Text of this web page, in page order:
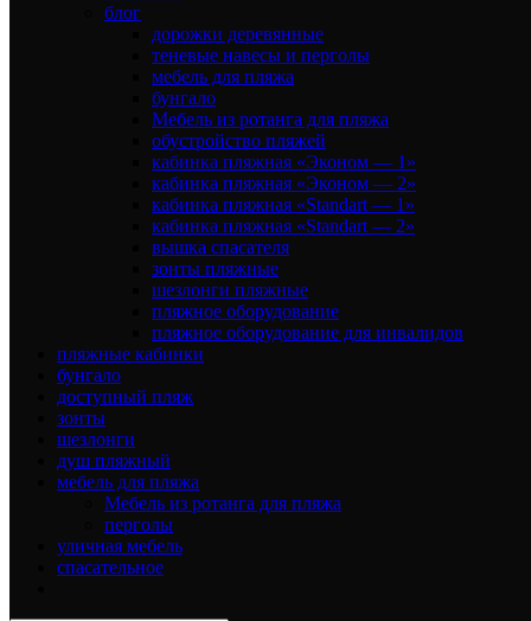
блог
дорожки деревянные
теневые навесы и перголы
мебель для пляжа
бунгало
Мебель из ротанга для пляжа
обустройство пляжей
кабинка пляжная «Эконом — 1»
кабинка пляжная «Эконом — 2»
кабинка пляжная «Standart — 1»
кабинка пляжная «Standart — 2»
вышка спасателя
зонты пляжные
шезлонги пляжные
пляжное оборудование
пляжное оборудование для инвалидов
пляжные кабинки
бунгало
доступный пляж
зонты
шезлонги
душ пляжный
мебель для пляжа
Мебель из ротанга для пляжа
перголы
уличная мебель
спасательное